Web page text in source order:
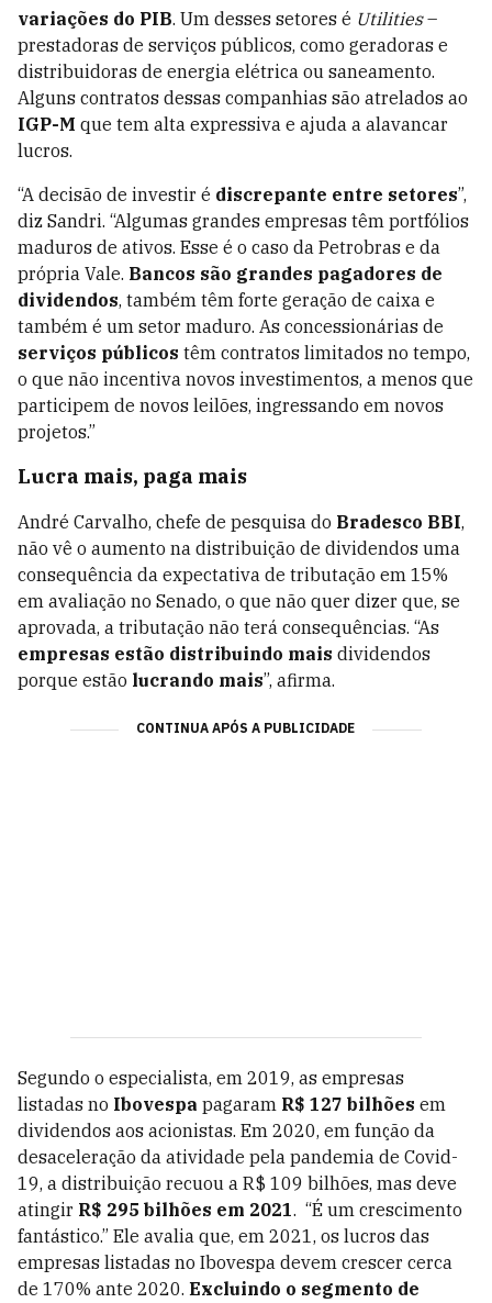
variações do PIB. Um desses setores é Utilities–
prestadoras de serviços públicos, como geradoras e
distribuidoras de energia elétrica ou saneamento.
Alguns contratos dessas companhias são atrelados ao
IGP-M que tem alta expressiva e ajuda a alavancar
lucros.
“A decisão de investir é discrepante entre setores”,
diz Sandri. “Algumas grandes empresas têm portfólios
maduros de ativos. Esse é o caso da Petrobras e da
própria Vale. Bancos são grandes pagadores de
dividendos, também têm forte geração de caixa e
também é um setor maduro. As concessionárias de
serviços públicos têm contratos limitados no tempo,
o que não incentiva novos investimentos, a menos que
participem de novos leilões, ingressando em novos
projetos.”
Lucra mais, paga mais
André Carvalho, chefe de pesquisa do Bradesco BBI,
não vê o aumento na distribuição de dividendos uma
consequência da expectativa de tributação em 15%
em avaliação no Senado, o que não quer dizer que, se
aprovada, a tributação não terá consequências. “As
empresas estão distribuindo mais dividendos
porque estão lucrando mais”, afirma.
CONTINUA APÓS A PUBLICIDADE
Segundo o especialista, em 2019, as empresas
listadas no Ibovespa pagaram R$ 127 bilhões em
dividendos aos acionistas. Em 2020, em função da
desaceleração da atividade pela pandemia de Covid-
19, a distribuição recuou a R$ 109 bilhões, mas deve
atingir R$ 295 bilhões em 2021. “É um crescimento
fantástico.” Ele avalia que, em 2021, os lucros das
empresas listadas no Ibovespa devem crescer cerca
de 170% ante 2020. Excluindo o segmento de